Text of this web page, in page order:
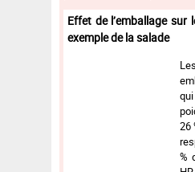
Effet de l’emballage sur
exemple de la salade
26
%